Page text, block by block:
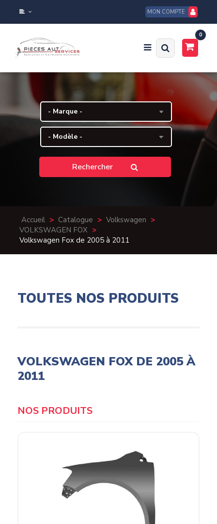
MON COMPTE
0
Accueil > Catalogue > Volkswagen >
VOLKSWAGEN FOX >
Volkswagen Fox de 2005 à 2011
TOUTES NOS PRODUITS
VOLKSWAGEN FOX DE 2005 À
2011